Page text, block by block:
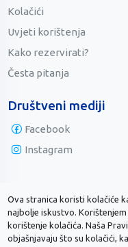
Kolačići
Uvjeti korištenja
Kako rezervirati?
Česta pitanja
Društveni mediji
Facebook
Instagram
Sigurno
Ova stranica koristi kolačiće
najbolje iskustvo.
korištenje kolačića. Naša
objašnjavaju što su kolačići,